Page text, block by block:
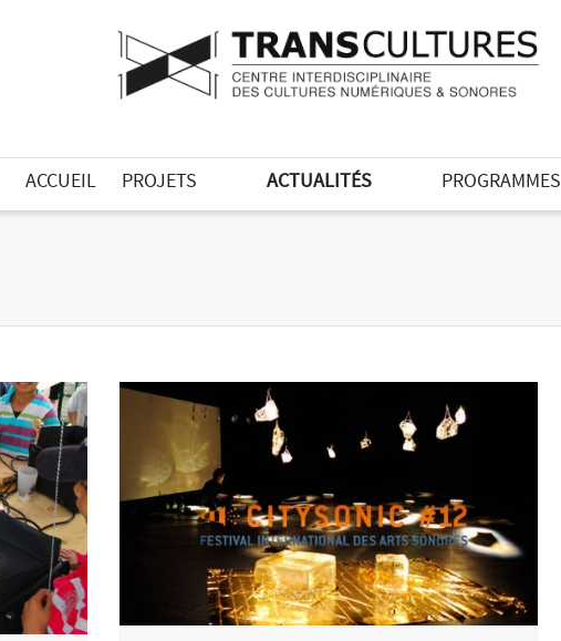
ACCUEIL PROJETS ACTUALITÉS PROGRAMMES